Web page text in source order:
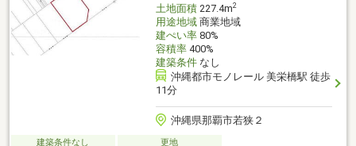
土地面積227.4m2
用途地域商業地域
建ぺい率80%
容積率400%
建築条件なし
沖縄都市モノレール 美栄橋駅 徒歩
11分
沖縄県那覇市若狭２
建築条件なし 更地